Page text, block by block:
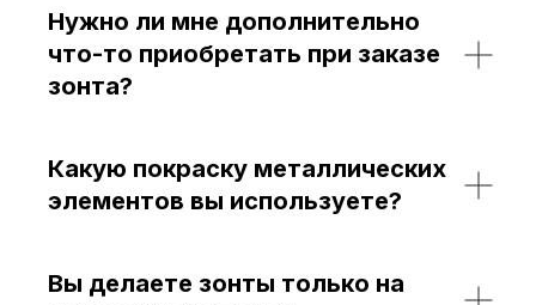
Нужно ли мне дополнительно
что-то приобретать при заказе
зонта?
Какую покраску металлических
элементов вы используете?
Вы делаете зонты только на